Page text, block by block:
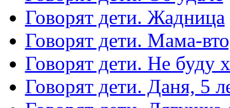
Говорят дети. Жадница
Говорят дети. Мама-
Говорят дети. Не буду
Говорят дети. Даня, 5